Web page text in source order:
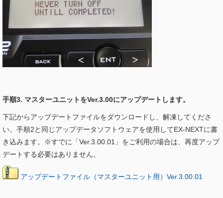
手順3. マスターユニットをVer.3.00にアップデートします。
下記からアップデートファイルをダウンロードし、解凍してくださ
い。手順2と同じアップデータソフトウェアを使用してEX-NEXTに書
き込みます。※すでに「Ver.3.00.01」をご利用の場合は、再度アップ
デートする必要はありません。
アップデートファイル（マスターユニット用）Ver.3.00.01